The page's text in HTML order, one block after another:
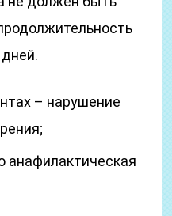
– нарушение
анафилактическая